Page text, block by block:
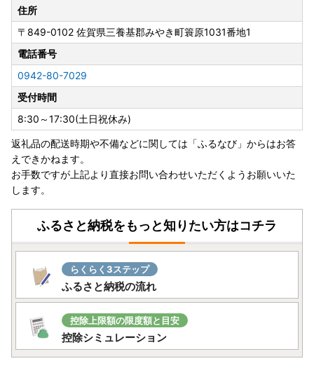
は、下記対象地域含む一部地域へは配送できないこともござ
いますので、予めご了承くださいますよう、お願い申し上げ
ます。
＜対象地域＞
・島根県（松江市、安来市のみ対象）、広島県（福山市のみ
対象）、鳥取県、岡山県、徳島県、香川県、愛媛県、高知県
■書類の送付について■
寄附金受領証明書、及びワンストップ特例申請書はお申し込
み完了後、2週間から1ヶ月ほどでお送りいたします。
※お申し込み状況により前後する場合がございます。あらか
じめご了承ください。
■寄附金税額控除に係る申告特例申請書（ワンストップ特例
申請書）の送付について ■
せて期限内に下記へご郵送下さい。
〒311-3892 茨城県行方市麻生1561番地9
行方市ふるさと応援寄附金事務局
（行方市企画部魅力発信課）
住所
〒849-0102 佐賀県三養基郡みやき町簑原1031番地1
電話番号
0942-80-7029
受付時間
8:30～17:30(土日祝休み)
返礼品の配送時期や不備などに関しては「ふるなび」からはお答
えできかねます。
お手数ですが上記より直接お問い合わせいただくようお願いいた
します。
ふるさと納税をもっと知りたい方はコチラ
らくらく3ステップ
ふるさと納税の流れ
控除上限額の限度額と目安
控除シミュレーション